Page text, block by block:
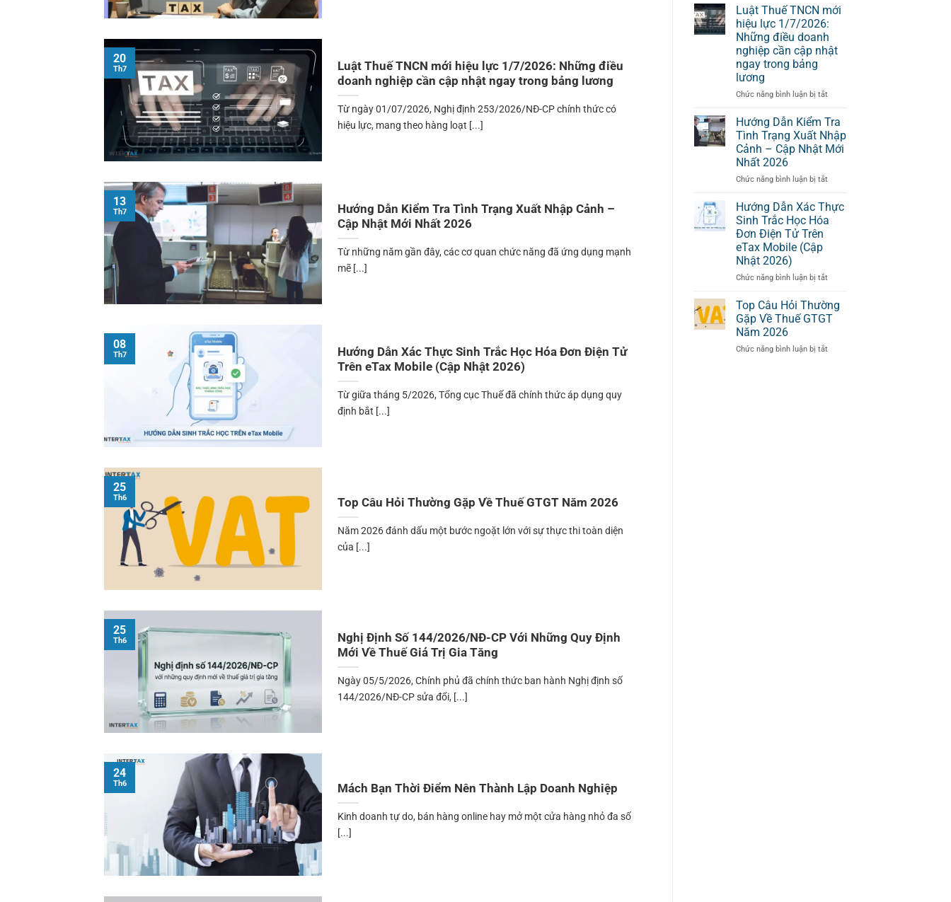
Luật Thuế TNCN mới hiệu lực 1/7/2026: Những điều
doanh nghiệp cần cập nhật ngay trong bảng lương
Từ ngày 01/07/2026, Nghị định 253/2026/NĐ-CP chính thức có
hiệu lực, mang theo hàng loạt [...]
20
Th7
Hướng Dẫn Kiểm Tra Tình Trạng Xuất Nhập Cảnh –
Cập Nhật Mới Nhất 2026
Từ những năm gần đây, các cơ quan chức năng đã ứng dụng mạnh
mẽ [...]
13
Th7
Hướng Dẫn Xác Thực Sinh Trắc Học Hóa Đơn Điện Tử
Trên eTax Mobile (Cập Nhật 2026)
Từ giữa tháng 5/2026, Tổng cục Thuế đã chính thức áp dụng quy
định bắt [...]
08
Th7
Top Câu Hỏi Thường Gặp Về Thuế GTGT Năm 2026
Năm 2026 đánh dấu một bước ngoặt lớn với sự thực thi toàn diện
của [...]
25
Th6
Nghị Định Số 144/2026/NĐ-CP Với Những Quy Định
Mới Về Thuế Giá Trị Gia Tăng
Ngày 05/5/2026, Chính phủ đã chính thức ban hành Nghị định số
144/2026/NĐ-CP sửa đổi, [...]
25
Th6
Mách Bạn Thời Điểm Nên Thành Lập Doanh Nghiệp
Kinh doanh tự do, bán hàng online hay mở một cửa hàng nhỏ đa số
[...]
24
Th6
Thuế
Sai
Sót
–
khi
toán
(Dành
cho
mại)
Bạn
Sai
Lầm
Về
Gặp
Luật Thuế TNCN mới
hiệu lực 1/7/2026:
Những điều doanh
nghiệp cần cập nhật
ngay trong bảng
lương
Chức năng bình luận bị tắtở
Thuế
TNCN
mới
hiệu
1/7/2026:
điều
doanh
nghiệp
ngay
lương
Hướng Dẫn Kiểm Tra
Tình Trạng Xuất Nhập
Cảnh – Cập Nhật Mới
Nhất 2026
Chức năng bình luận bị tắtở
Dẫn
Kiểm
Tra
Nhập
Cập
Nhật
Nhất
Hướng Dẫn Xác Thực
Sinh Trắc Học Hóa
Đơn Điện Tử Trên
eTax Mobile (Cập
Nhật 2026)
Chức năng bình luận bị tắtở
Dẫn
Xác
Thực
Trắc
Top Câu Hỏi Thường
Gặp Về Thuế GTGT
Năm 2026
Chức năng bình luận bị tắtở